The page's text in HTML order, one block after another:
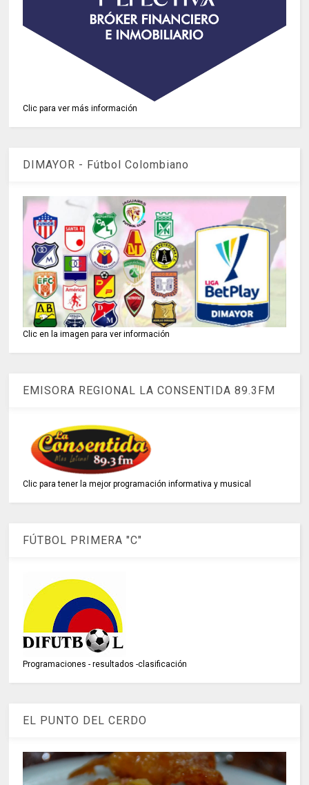
Clic para ver más información
DIMAYOR - Fútbol Colombiano
Clic en la imagen para ver información
EMISORA REGIONAL LA CONSENTIDA 89.3FM
Clic para tener la mejor programación informativa y musical
FÚTBOL PRIMERA "C"
Programaciones - resultados -clasificación
EL PUNTO DEL CERDO